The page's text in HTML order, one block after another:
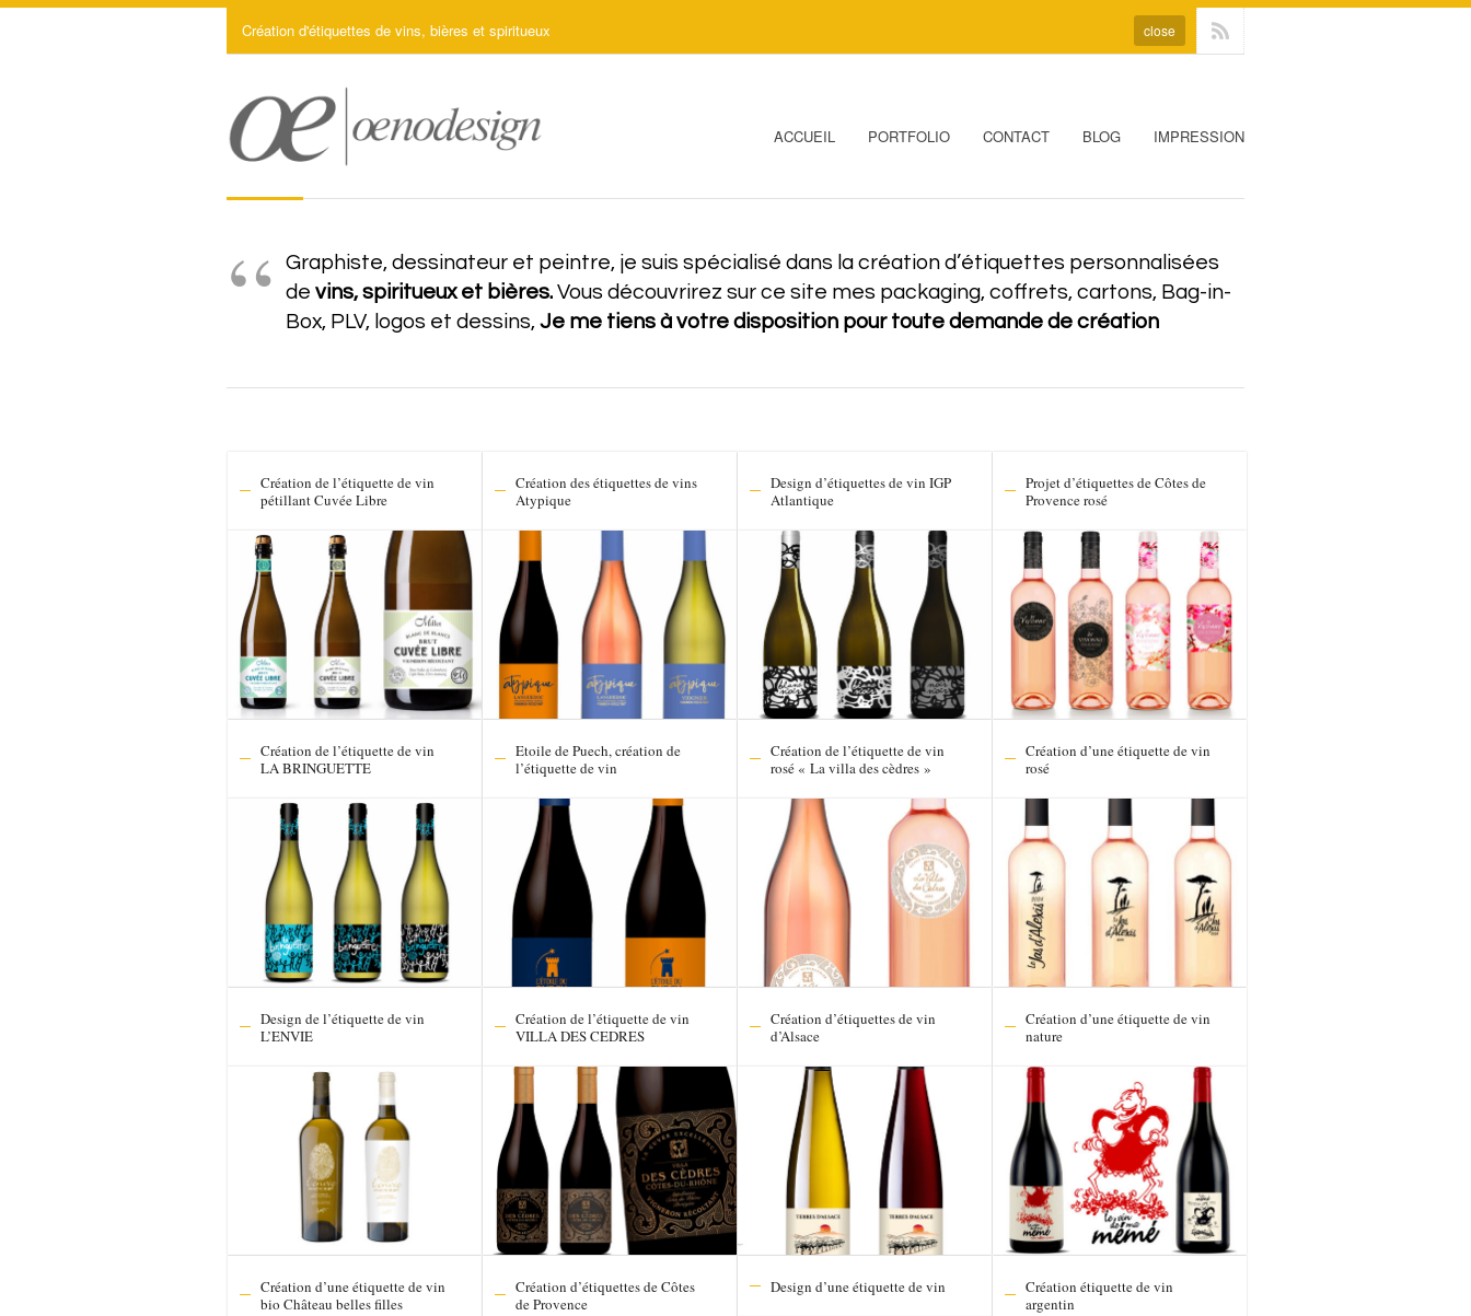
Création d'étiquettes de vins, bières et spiritueux close
ACCUEIL PORTFOLIO CONTACT BLOG IMPRESSION
Graphiste, dessinateur et peintre, je suis spécialisé dans la création d’étiquettes personnalisées
de vins, spiritueux et bières. Vous découvrirez sur ce site mes packaging, coffrets, cartons, Bag-in-
Box, PLV, logos et dessins, Je me tiens à votre disposition pour toute demande de création
Création de l’étiquette de vin
pétillant Cuvée Libre
Création des étiquettes de vins
Atypique
Design d’étiquettes de vin IGP
Atlantique
Projet d’étiquettes de Côtes de
Provence rosé
Création de l’étiquette de vin
LA BRINGUETTE
Etoile de Puech, création de
l’étiquette de vin
Création de l’étiquette de vin
rosé « La villa des cèdres »
Création d’une étiquette de vin
rosé
Design de l’étiquette de vin
L’ENVIE
Création de l’étiquette de vin
VILLA DES CEDRES
Création d’étiquettes de vin
d’Alsace
Création d’une étiquette de vin
nature
Création d’une étiquette de vin
bio Château belles filles
Création d’étiquettes de Côtes
de Provence
Design d’une étiquette de vin
Création étiquette de vin
argentin